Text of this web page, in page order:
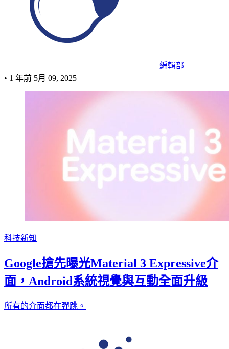
編輯部
• 1 年前 5月 09, 2025
科技新知
Google搶先曝光Material 3 Expressive介
面，Android系統視覺與互動全面升級
所有的介面都在彈跳。